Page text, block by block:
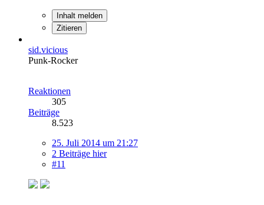
Inhalt melden
Zitieren
sid.vicious
Punk-Rocker
Reaktionen
305
Beiträge
8.523
25. Juli 2014 um 21:27
2 Beiträge hier
#11